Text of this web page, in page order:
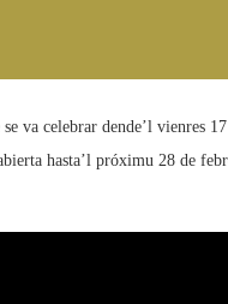
va celebrar dende’l vienres
hasta’l próximu 28 de